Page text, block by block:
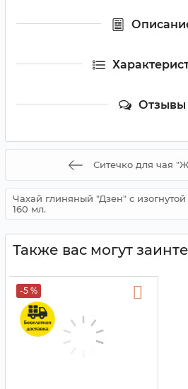
Отзывы
Ситечко для чая
Чахай глиняный "Дзен" с
160 мл.
Также вас могут
-5 %